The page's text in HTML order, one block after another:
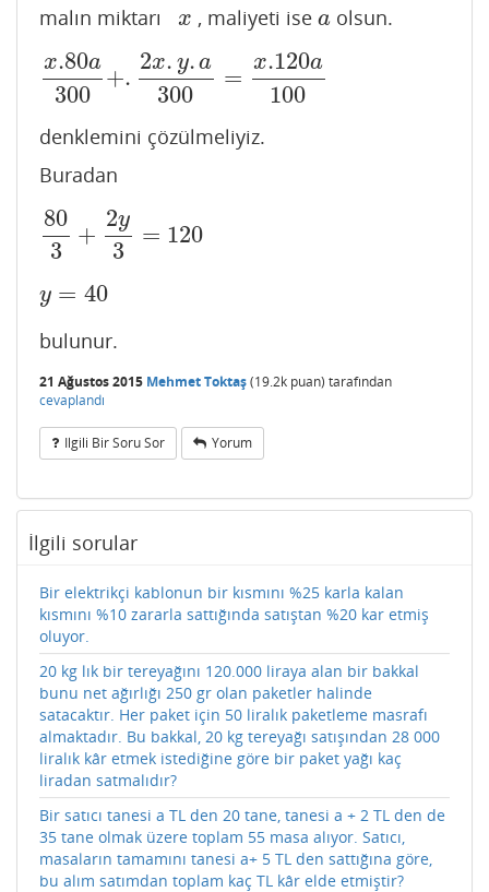
malın miktarı x
x , maliyeti ise a
a olsun.
x.80a
300
+.
2x. y. a
300
=
x.120a
100
x.80a300+ 2x.y.a300 =x .120a100
denklemini çözülmeliyiz.
Buradan
80
3
+
2y
3
= 120
803+2y3 =120
y = 40
y=40
bulunur.
21 Ağustos 2015 Mehmet Toktaş(19.2k puan) tarafından
cevaplandı
Ilgili Bir Soru Sor Yorum
İlgili sorular
Bir elektrikçi kablonun bir kısmını %25 karla kalan
kısmını %10 zararla sattığında satıştan %20 kar etmiş
oluyor.
20 kg lık bir tereyağını 120.000 liraya alan bir bakkal
bunu net ağırlığı 250 gr olan paketler halinde
satacaktır. Her paket için 50 liralık paketleme masrafı
almaktadır. Bu bakkal, 20 kg tereyağı satışından 28 000
liralık kâr etmek istediğine göre bir paket yağı kaç
liradan satmalıdır?
Bir satıcı tanesi a TL den 20 tane, tanesi a + 2 TL den de
35 tane olmak üzere toplam 55 masa alıyor. Satıcı,
masaların tamamını tanesi a+ 5 TL den sattığına göre,
bu alım satımdan toplam kaç TL kâr elde etmiştir?